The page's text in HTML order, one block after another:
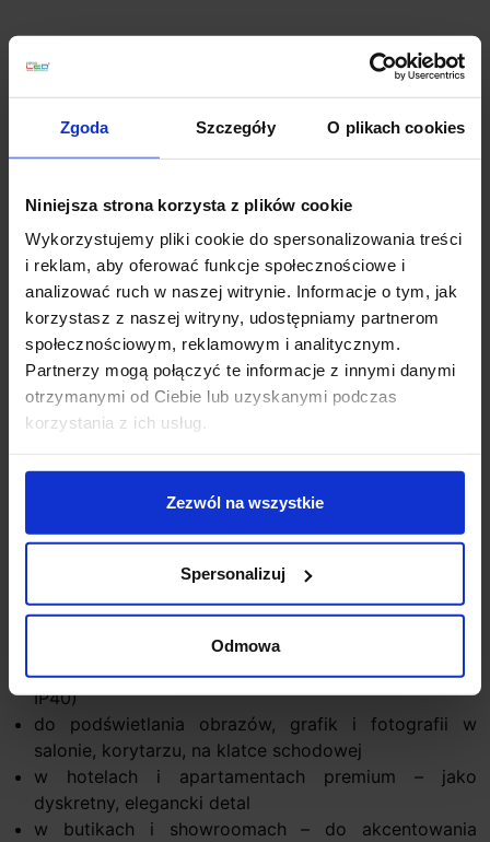
Zgoda Szczegóły O plikach cookies
Niniejsza strona korzysta z plików cookie
Wykorzystujemy pliki cookie do spersonalizowania treści
i reklam, aby oferować funkcje społecznościowe i
analizować ruch w naszej witrynie. Informacje o tym, jak
korzystasz z naszej witryny, udostępniamy partnerom
społecznościowym, reklamowym i analitycznym.
Partnerzy mogą połączyć te informacje z innymi danymi
otrzymanymi od Ciebie lub uzyskanymi podczas
korzystania z ich usług.
Zezwól na wszystkie
Spersonalizuj
Odmowa
LINEA LIGHT STRAIGHT 8208, 8209, 8210,
Linea Light STRAIGHT_Wto smukły, minimalistyczny
kinkiet o liniowej formie, zaprojektowany z myślą o
precyzyjnym doświetlaniuluster, grafik i obrazów
Subtelna belka świetlna daje elegancki, uporządkowany
efekt bez wizualnego ciężaru, dzięki czemu oprawa
doskonale wpisuje się w nowoczesne wnętrza
prywatne, hotelowe i komercyjne.
Konstrukcja łączy estetykę z trwałością: rama z ABS
dostępna jest w wykończeniach białym, czarnym lub
Zintegrowana technologia LED zapewnia stabilne
parametry świecenia i wygodę (bez konieczności
Zastosowanie
nad lustrem w łazience lub garderobie (w strefach, w
których wymagania szczelności nie przekraczają
IP40)
do podświetlania obrazów, grafik i fotografii w
salonie, korytarzu, na klatce schodowej
w hotelach i apartamentach premium – jako
dyskretny, elegancki detal
w butikach i showroomach – do akcentowania